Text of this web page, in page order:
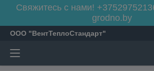
Свяжитесь с нами!
grodno.by
ООО "ВентТеплоСтандарт"